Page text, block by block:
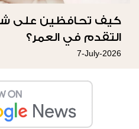
كيف تحافظين على
التقدم في العمر؟
7-July-2026